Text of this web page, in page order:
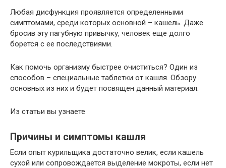
Любая дисфункция проявляется определенными
симптомами, среди которых основной – кашель. Даже
бросив эту пагубную привычку, человек еще долго
борется с ее последствиями.
Как помочь организму быстрее очиститься? Один из
способов – специальные таблетки от кашля. Обзору
основных из них и будет посвящен данный материал.
Из статьи вы узнаете
Причины и симптомы кашля
Если опыт курильщика достаточно велик, если кашель
сухой или сопровождается выделение мокроты, если нет